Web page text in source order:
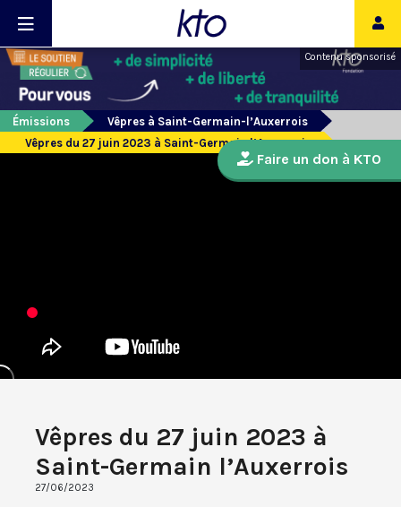
Contenu sponsorisé
Émissions
Vêpres à Saint-Germain-l’Auxerrois
Vêpres du 27 juin 2023 à Saint-Germain l’Auxerrois
Vêpres du 27 juin 2023 à
Saint-Germain l’Auxerrois
27/06/2023
Faire un don à KTO